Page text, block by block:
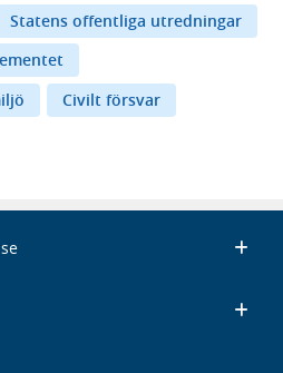
Statens offentliga utredningar
Civilt försvar